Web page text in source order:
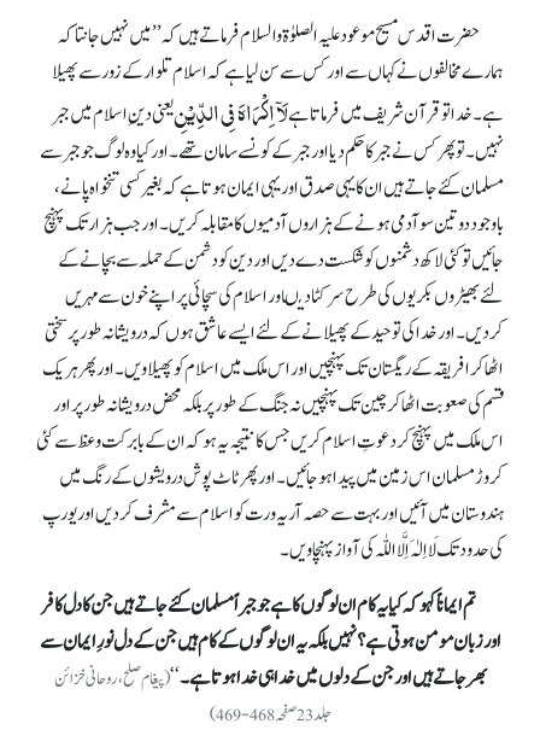
حضرت اقدس مسیح موعود علیہ الصلوٰة والسلام فرماتے ہیں کہ ’’میں نہیں جانتا کہ
ہمارے مخالفوں نے کہاں سے اور کس سے سن لیا ہے کہ اسلام تلوار کے زور سے پھیلا
ہے۔ خدا توقرآن شریف میں فرماتا ہےلَاۤ اِکۡرَاہَ فِی الدِّیۡنِیعنی دینِ اسلام میں جبر
نہیں۔ تو پھر کس نے جبرکاحکم دیا اور جبر کے کونسے سامان تھے۔ اور کیا وہ لوگ جو جبر سے
مسلمان کئے جاتے ہیں ان کا یہی صدق اور یہی ایمان ہوتا ہے کہ بغیر کسی تنخواہ پانے ،
باوجود دو تین سو آدمی ہونےکےہزاروں آدمیوں کا مقابلہ کریں۔ اور جب ہزار تک پہنچ
جائیں تو کئی لاکھ دشمنوں کو شکست دے دیں اور دین کو دشمن کے حملہ سے بچانے کے
لئے بھیڑوں بکریوں کی طرح سرکٹا دیںاور اسلام کی سچائی پر اپنے خون سے مہریں
کردیں۔ اور خدا کی توحید کے پھیلانے کے لئے ایسے عاشق ہوں کہ درویشانہ طور پر سختی
اٹھاکر افریقہ کے ریگستان تک پہنچیں اور اس ملک میں اسلام کو پھیلا ویں۔ اور پھر ہریک
قسم کی صعوبت اٹھاکر چین تک پہنچیں نہ جنگ کے طور پر بلکہ محض درویشانہ طور پر اور
اس ملک میں پہنچ کر دعوتِ اسلام کریں جس کانتیجہ یہ ہو کہ ان کے بابرکت وعظ سے کئی
کروڑ مسلمان اس زمین میں پیدا ہو جائیں۔ اور پھر ٹاٹ پوش درویشوں کے رنگ میں
ہندوستان میں آئیں اور بہت سے حصہ آریہ ورت کو اسلام سے مشرف کر دیں اور یورپ
کی حدود تکلَا اِلٰہَ اِلَّا اللّٰہکی آواز پہنچا ویں۔
تم ایماناً کہو کہ کیا یہ کام ان لوگوں کا ہے جو جبراً مسلمان کئے جاتے ہیں جن کادل کافر
اور زبان مومن ہوتی ہے؟ نہیں بلکہ یہ ان لوگوں کے کام ہیں جن کے دل نورِ ایمان سے
بھر جاتے ہیں اور جن کے دلوں میں خدا ہی خدا ہوتا ہے۔‘‘(پیغام صلح، روحانی خزائن
جلد23صفحہ 468-469)